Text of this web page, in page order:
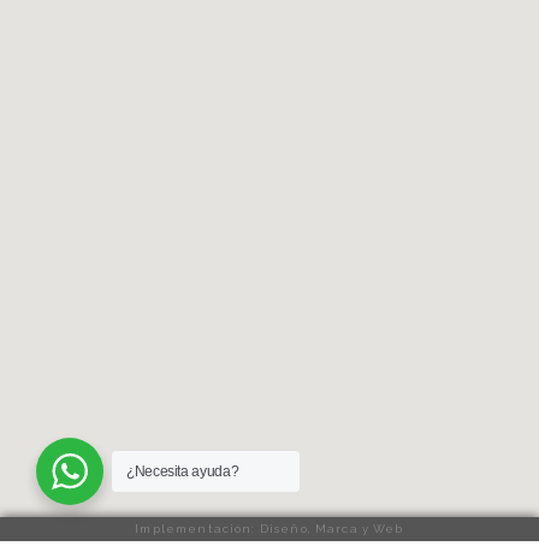
¿Necesita ayuda?
Implementación: Diseño, Marca y Web